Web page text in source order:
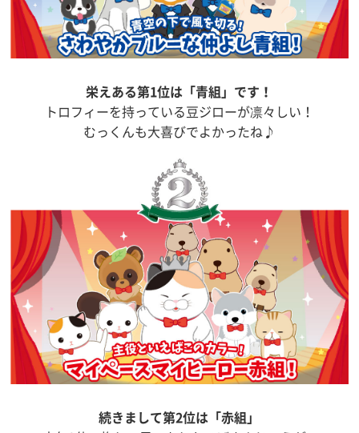
栄えある第1位は「青組」です！
トロフィーを持っている豆ジローが凛々しい！
むっくんも大喜びでよかったね♪
続きまして第2位は「赤組」